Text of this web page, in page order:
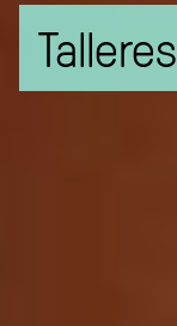
Talleres